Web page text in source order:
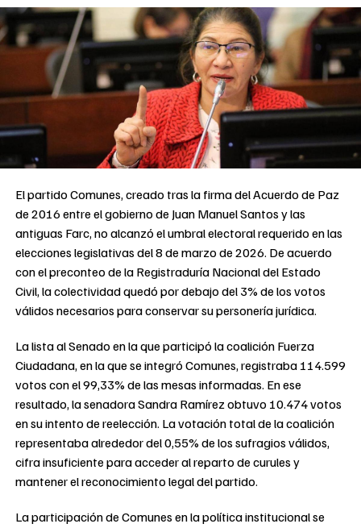
El partido Comunes, creado tras la firma del Acuerdo de Paz
de 2016 entre el gobierno de Juan Manuel Santos y las
antiguas Farc, no alcanzó el umbral electoral requerido en las
elecciones legislativas del 8 de marzo de 2026. De acuerdo
con el preconteo de la Registraduría Nacional del Estado
Civil, la colectividad quedó por debajo del 3% de los votos
válidos necesarios para conservar su personería jurídica.
La lista al Senado en la que participó la coalición Fuerza
Ciudadana, en la que se integró Comunes, registraba 114.599
votos con el 99,33% de las mesas informadas. En ese
resultado, la senadora Sandra Ramírez obtuvo 10.474 votos
en su intento de reelección. La votación total de la coalición
representaba alrededor del 0,55% de los sufragios válidos,
cifra insuficiente para acceder al reparto de curules y
mantener el reconocimiento legal del partido.
La participación de Comunes en la política institucional se